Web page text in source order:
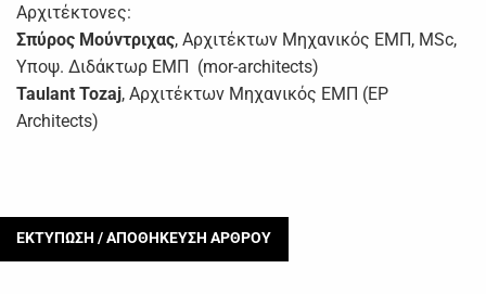
Αρχιτέκτονες:
Σπύρος Μούντριχας, Αρχιτέκτων Μηχανικός ΕΜΠ, MSc,
Υποψ. Διδάκτωρ ΕΜΠ (mor-architects)
Taulant Tozaj, Αρχιτέκτων Μηχανικός ΕΜΠ (EP
Architects)
ΕΚΤΥΠΩΣΗ / ΑΠΟΘΗΚΕΥΣΗ ΑΡΘΡΟΥ